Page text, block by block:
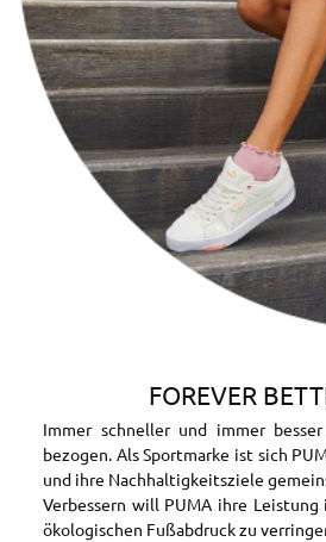
FOREVER
Immer schneller und immer
bezogen. Als Sportmarke ist sich
und ihre Nachhaltigkeitsziele
Verbessern will PUMA ihre
ökologischen Fußabdruck zu